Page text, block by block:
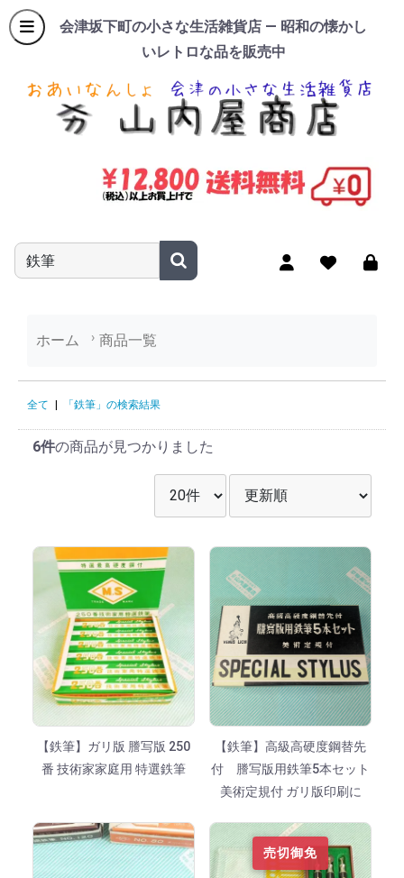
会津坂下町の小さな生活雑貨店 — 昭和の懐かし
いレトロな品を販売中
商品名やキーワードを入力
ホーム 商品一覧
「鉄筆」の検索結果
全て 「鉄筆」の検索結果
6件の商品が見つかりました
並び順を選択
【鉄筆】ガリ版 謄写版 250
番 技術家家庭用 特選鉄筆
【鉄筆】高級高硬度鋼替先
付 謄写版用鉄筆5本セット
美術定規付 ガリ版印刷に
売切御免